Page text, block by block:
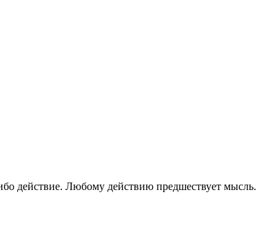
действие. Любому действию предшествует мысль.